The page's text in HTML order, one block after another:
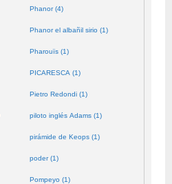
Phanor (4)
Phanor el albañil sirio (1)
Pharouïs (1)
PICARESCA (1)
Pietro Redondi (1)
piloto inglés Adams (1)
pirámide de Keops (1)
poder (1)
Pompeyo (1)